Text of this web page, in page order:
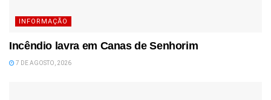
INFORMAÇÃO
Incêndio lavra em Canas de Senhorim
7 DE AGOSTO, 2026